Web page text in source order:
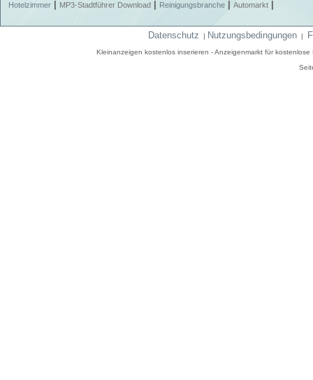
Hotelzimmer
MP3-Stadtführer Download Reinigungsbranche Automarkt
Datenschutz | Nutzungsbedingungen |
Kleinanzeigen kostenlos inserieren - Anzeigenmarkt für